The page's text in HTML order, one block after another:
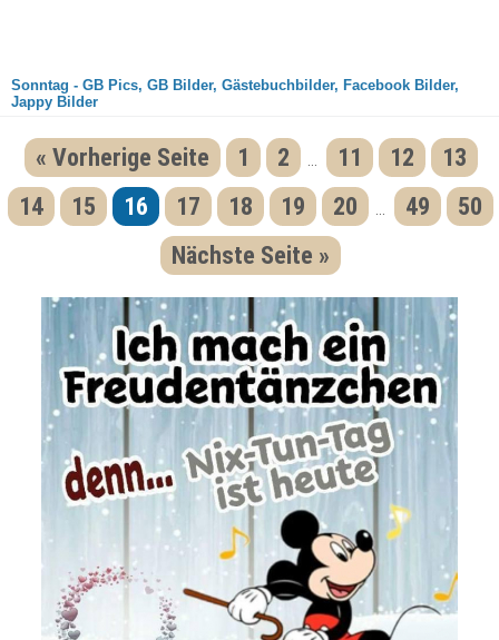
Sonntag - GB Pics, GB Bilder, Gästebuchbilder, Facebook Bilder,
Jappy Bilder
« Vorherige Seite 1 2 11 12
13
14
15 16 17 18 19 20 49
50
Nächste Seite »